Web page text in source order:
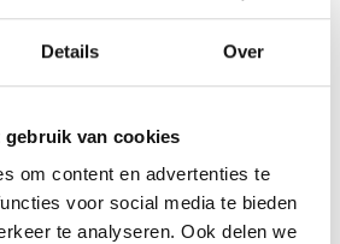
Details Over
gebruik van cookies
om content en advertenties te
voor social media te bieden
te analyseren. Ook delen we
compacte
van Crespo
verwachten hebben de stoelen
frame en een bekleding waar je
zult hebben. Net zoals bij de